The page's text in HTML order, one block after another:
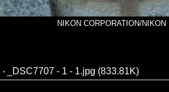
NIKON CORPORATION/
_DSC7707 - 1 - 1.jpg (833.81K)